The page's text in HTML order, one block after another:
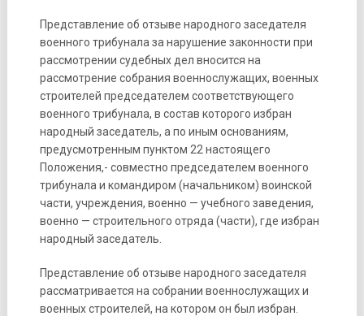
Представление об отзыве народного заседателя
военного трибунала за нарушение законности при
рассмотрении судебных дел вносится на
рассмотрение собрания военнослужащих, военных
строителей председателем соответствующего
военного трибунала, в состав которого избран
народный заседатель, а по иным основаниям,
предусмотренным пунктом 22 настоящего
Положения,- совместно председателем военного
трибунала и командиром (начальником) воинской
части, учреждения, военно — учебного заведения,
военно — строительного отряда (части), где избран
народный заседатель.
Представление об отзыве народного заседателя
рассматривается на собрании военнослужащих и
военных строителей, на котором он был избран.